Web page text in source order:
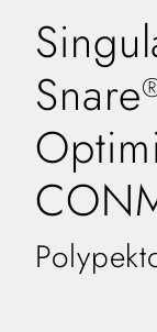
Snare